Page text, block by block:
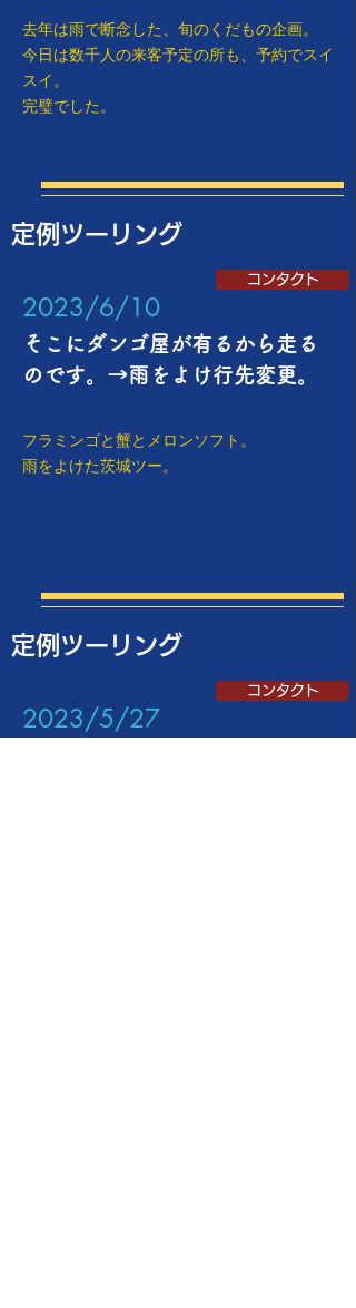
去年は雨で断念した、旬のくだもの企画。
今日は数千人の来客予定の所も、予約でスイ
スイ。
​完璧でした。
定例ツーリング
​2023/6/10
コンタクト
そこにダンゴ屋が有るから走る
のです。→雨をよけ行先変更。
フラミンゴと蟹とメロンソフト。
​雨をよけた茨城ツー。
定例ツーリング
​2023/5/27
コンタクト